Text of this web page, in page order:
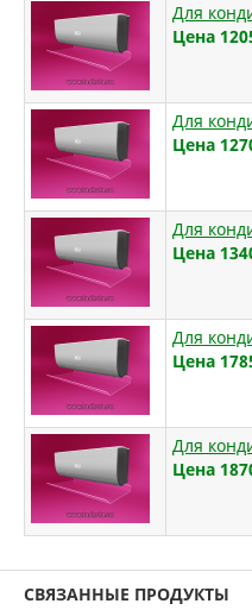
Для
Цена
Для
Цена
Для
Цена
Для
Цена
Для
Цена
СВЯЗАННЫЕ ПРОДУКТЫ